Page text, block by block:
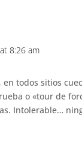
8:26 am
todos sitios
o «tour de
Intolerable…